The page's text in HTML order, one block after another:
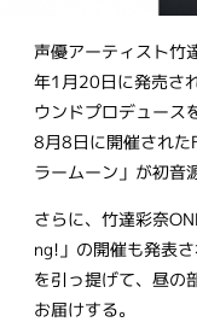
声優アーティスト竹
年1月20日に発売さ
ウンドプロデュース
8月8日に開催された
ラームーン」が初音
さらに、竹達彩奈
ng!」の開催も発表
を引っ提げて、昼の
お届けする。